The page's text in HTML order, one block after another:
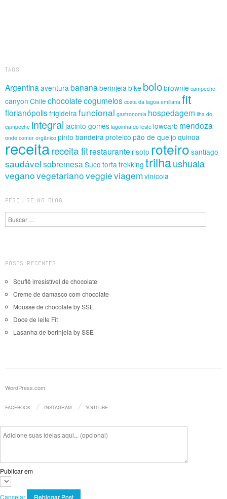
TAGS
Argentina aventura banana berinjela bike bolobrownie campeche
canyon Chile chocolatecogumelos costa da lagoa emiliana fit
florianópolisfrigideira funcional gastronomia hospedagem ilha do
campeche integral jacinto gomes lagoinha do leste lowcarb mendoza
onde comer orgânico pinto bandeira proteico pão de queijo quinoa
receitareceita fitrestaurante risoto roteiro santiago
saudávelsobremesa Suco torta trekking trilhaushuaia
veganovegetarianoveggieviagemvinícola
PESQUISE NO BLOG
Pesquisa
POSTS RECENTES
Souflê irresistível de chocolate
Creme de damasco com chocolate
Mousse de chocolate by SSE
Doce de leite Fit
Lasanha de berinjela by SSE
WordPress.com
FACEBOOK INSTAGRAM YOUTUBE
Publicar em
Cancelar